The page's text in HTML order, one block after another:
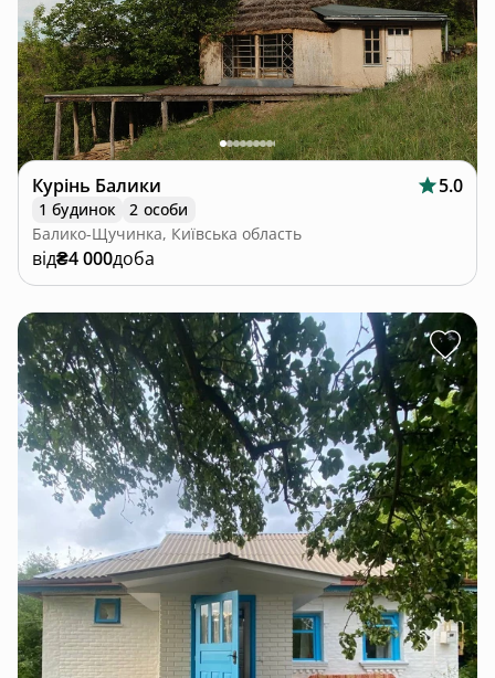
Курінь Балики 5.0
1 будинок
2 особи
Балико-Щучинка, Київська область
від₴4 000доба